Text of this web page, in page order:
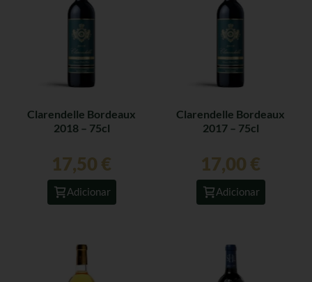
Clarendelle Bordeaux
2018 – 75cl
17,50 €
Adicionar
Clarendelle Bordeaux
2017 – 75cl
17,00 €
Adicionar